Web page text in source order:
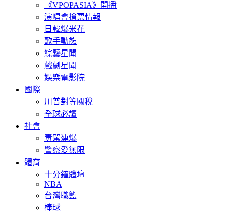
《VPOPASIA》開播
演唱會搶票情報
日韓爆米花
歌手動態
綜藝星聞
戲劇星聞
娛樂電影院
國際
川普對等關稅
全球必讀
社會
毒駕連爆
警察愛無限
體育
十分鐘體壇
NBA
台灣職籃
棒球